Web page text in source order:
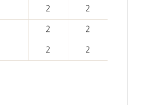
2 2
2 2
2 2